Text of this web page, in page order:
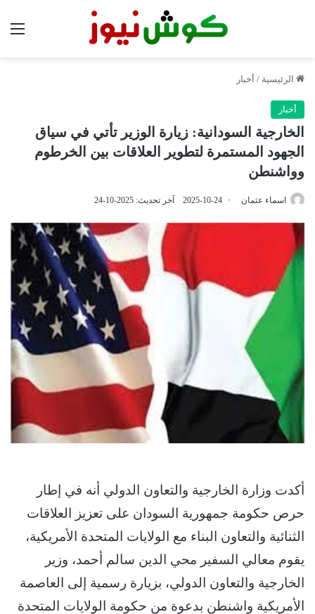
الرئيسية / أخبار
أخبار
الخارجية السودانية: زيارة الوزير تأتي في سياق
الجهود المستمرة لتطوير العلاقات بين الخرطوم
وواشنطن
اسماء عثمان 2025-10-24 آخر تحديث: 2025-10-24
أكدت وزارة الخارجية والتعاون الدولي أنه في إطار
حرص حكومة جمهورية السودان على تعزيز العلاقات
الثنائية والتعاون البناء مع الولايات المتحدة الأمريكية،
يقوم معالي السفير محي الدين سالم أحمد، وزير
الخارجية والتعاون الدولي، بزيارة رسمية إلى العاصمة
الأمريكية واشنطن بدعوة من حكومة الولايات المتحدة